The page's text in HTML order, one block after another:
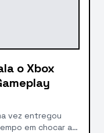
o Xbox
vez entregou
em chocar a